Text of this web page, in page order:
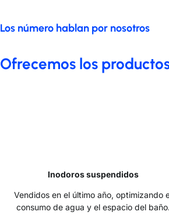
Los número hablan por nosotros
Ofrecemos los
Inodoros suspendidos
Vendidos en el último año, optimizando
consumo de agua y el espacio del baño.